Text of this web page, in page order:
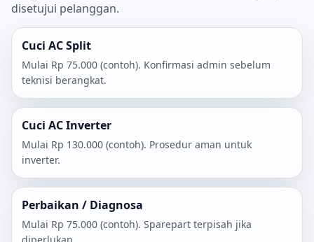
disetujui pelanggan.
Cuci AC Split
Mulai Rp 75.000 (contoh). Konfirmasi admin sebelum
teknisi berangkat.
Cuci AC Inverter
Mulai Rp 130.000 (contoh). Prosedur aman untuk
inverter.
Perbaikan / Diagnosa
Mulai Rp 75.000 (contoh). Sparepart terpisah jika
diperlukan.